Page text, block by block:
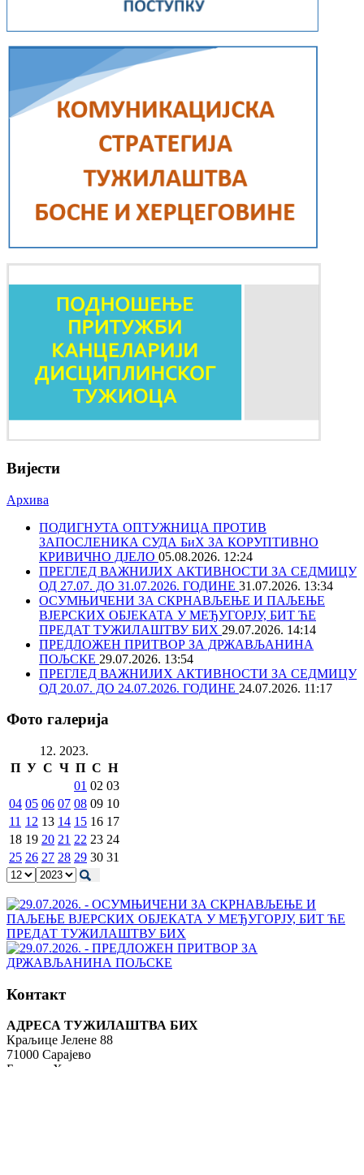
Вијести
Архива
ПОДИГНУТА ОПТУЖНИЦА ПРОТИВ
ЗАПОСЛЕНИКА СУДА БиХ ЗА КОРУПТИВНО
КРИВИЧНО ДЈЕЛО 05.08.2026. 12:24
ПРЕГЛЕД ВАЖНИЈИХ АКТИВНОСТИ ЗА СЕДМИЦУ
ОД 27.07. ДО 31.07.2026. ГОДИНЕ 31.07.2026. 13:34
ОСУМЊИЧЕНИ ЗА СКРНАВЉЕЊЕ И ПАЉЕЊЕ
ВЈЕРСКИХ ОБЈЕКАТА У МЕЂУГОРЈУ, БИТ ЋЕ
ПРЕДАТ ТУЖИЛАШТВУ БИХ 29.07.2026. 14:14
ПРЕДЛОЖЕН ПРИТВОР ЗА ДРЖАВЉАНИНА
ПОЉСКЕ 29.07.2026. 13:54
ПРЕГЛЕД ВАЖНИЈИХ АКТИВНОСТИ ЗА СЕДМИЦУ
ОД 20.07. ДО 24.07.2026. ГОДИНЕ 24.07.2026. 11:17
Фото галерија
12. 2023.
П У С Ч П С Н
01 02 03
04 05 06 07 08 09 10
11 12 13 14 15 16 17
18 19 20 21 22 23 24
25 26 27 28 29 30 31
Контакт
АДРЕСА ТУЖИЛАШТВА БИХ
Краљице Јелене 88
71000 Сарајево
Босна и Херцеговина